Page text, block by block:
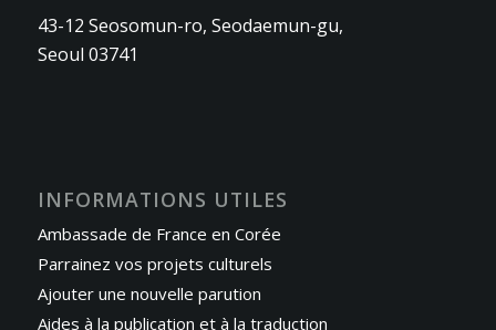
43-12 Seosomun-ro, Seodaemun-gu,
Seoul 03741
INFORMATIONS UTILES
Ambassade de France en Corée
Parrainez vos projets culturels
Ajouter une nouvelle parution
Aides à la publication et à la traduction